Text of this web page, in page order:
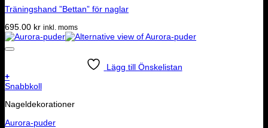
Träningshand ”Bettan” för naglar
695.00 kr inkl. moms
Lägg till Önskelistan
+
Snabbkoll
Nageldekorationer
Aurora-puder